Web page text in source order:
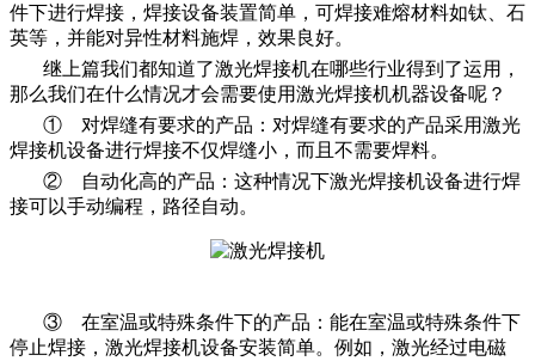
件下进行焊接，焊接设备装置简单，可焊接难熔材料如钛、石
英等，并能对异性材料施焊，效果良好。
继上篇我们都知道了激光焊接机在哪些行业得到了运用，
那么我们在什么情况才会需要使用激光焊接机机器设备呢？
① 对焊缝有要求的产品：对焊缝有要求的产品采用激光
焊接机设备进行焊接不仅焊缝小，而且不需要焊料。
② 自动化高的产品：这种情况下激光焊接机设备进行焊
接可以手动编程，路径自动。
③ 在室温或特殊条件下的产品：能在室温或特殊条件下
停止焊接，激光焊接机设备安装简单。例如，激光经过电磁